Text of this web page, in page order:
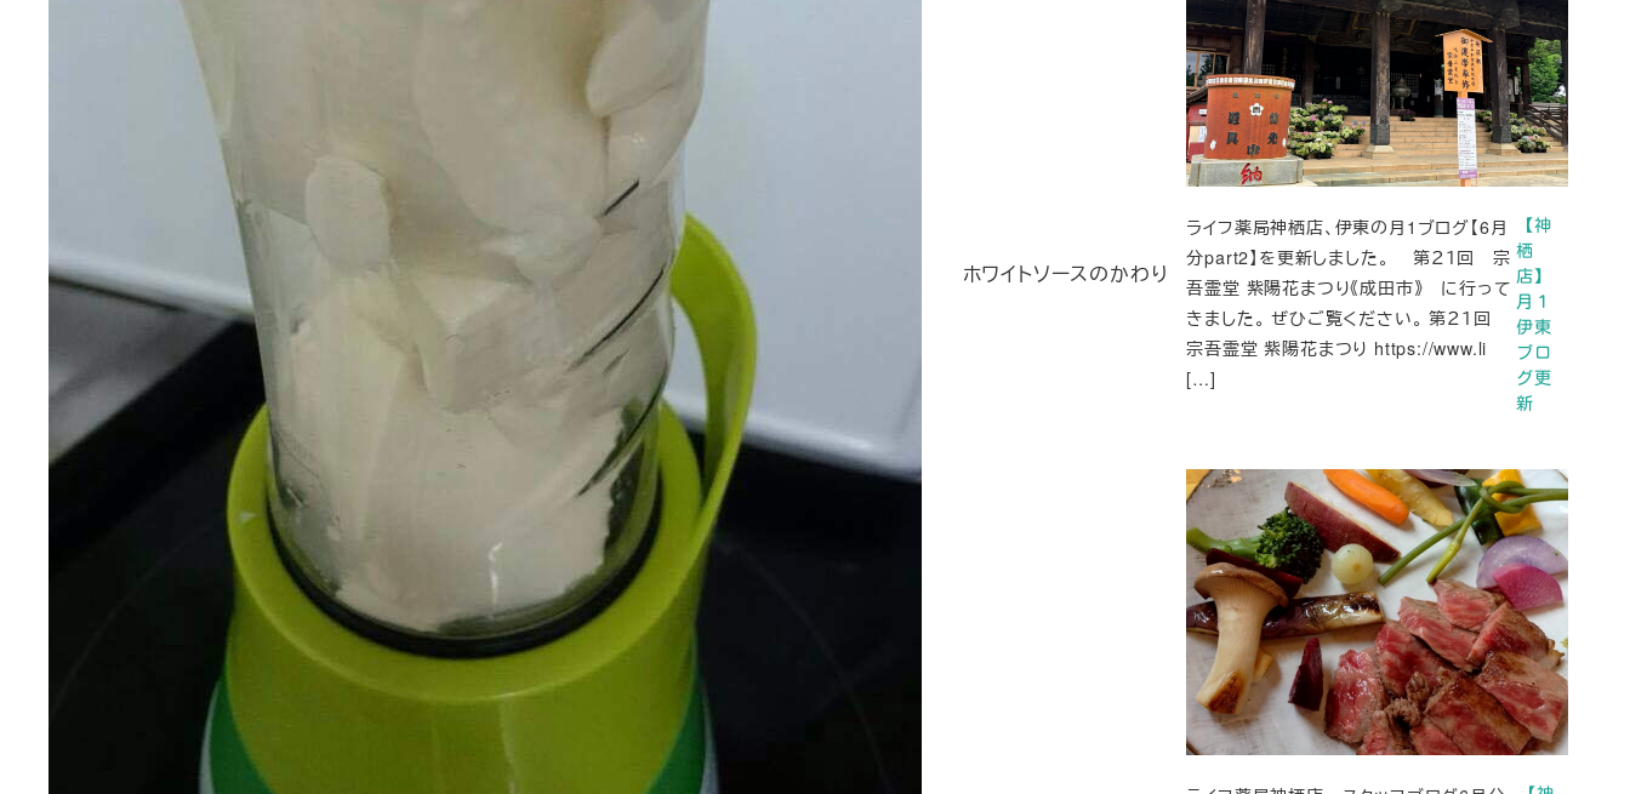
ホワイトソースのかわり
【神
栖
店】
月１
伊東
ブロ
グ更
新
ライフ薬局神栖店、伊東の月1ブログ【6月
分part2】を更新しました。 第２１回 宗
吾霊堂 紫陽花まつり《成田市》 に行って
きました。 ぜひご覧ください。 第２１回
宗吾霊堂 紫陽花まつり https://www.li
[…]